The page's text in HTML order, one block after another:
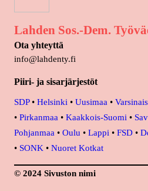
Lahden Sos.-Dem.
Ota yhteyttä
info@lahdenty.fi
Piiri- ja sisarjärjestöt
SDP• Helsinki • Uusimaa •
• Pirkanmaa • Kaakkois-Suomi •
Pohjanmaa • Oulu • Lappi • FSD •
• SONK • Nuoret Kotkat
© 2024 Sivuston nimi